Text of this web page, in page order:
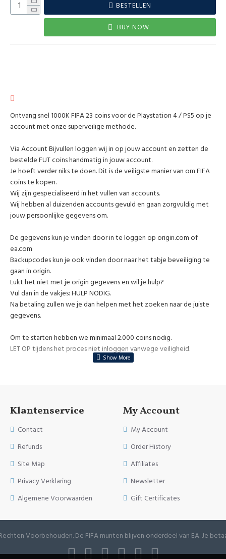
BESTELLEN
BUY NOW
Ontvang snel 1000K FIFA 23 coins voor de Playstation 4 / PS5 op je
account met onze superveilige methode.
Via Account Bijvullen loggen wij in op jouw account en zetten de
bestelde FUT coins handmatig in jouw account.
Je hoeft verder niks te doen. Dit is de veiligste manier van om FIFA
coins te kopen.
Wij zijn gespecialiseerd in het vullen van accounts.
Wij hebben al duizenden accounts gevuld en gaan zorgvuldig met
jouw persoonlijke gegevens om.
De gegevens kun je vinden door in te loggen op origin.com of
ea.com
Backupcodes kun je ook vinden door naar het tabje beveiliging te
gaan in origin.
Lukt het niet met je origin gegevens en wil je hulp?
Vul dan in de vakjes: HULP NODIG.
Na betaling zullen we je dan helpen met het zoeken naar de juiste
gegevens.
Om te starten hebben we minimaal 2.000 coins nodig.
LET OP tijdens het proces niet inloggen vanwege veiligheid.
Klantenservice
Contact
Refunds
Site Map
Privacy Verklaring
Algemene Voorwaarden
My Account
My Account
Order History
Affiliates
Newsletter
Gift Certificates
Voorbehouden. De FIFA munten blijven onderdeel van EA. Je